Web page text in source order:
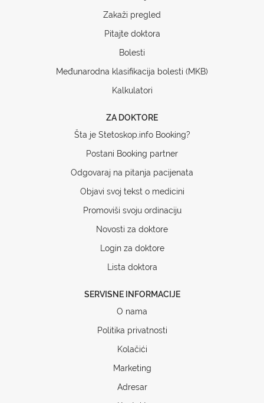
Zakaži pregled
Pitajte doktora
Bolesti
Međunarodna klasifikacija bolesti (MKB)
Kalkulatori
ZA DOKTORE
Šta je Stetoskop.info Booking?
Postani Booking partner
Odgovaraj na pitanja pacijenata
Objavi svoj tekst o medicini
Promoviši svoju ordinaciju
Novosti za doktore
Login za doktore
Lista doktora
SERVISNE INFORMACIJE
O nama
Politika privatnosti
Kolačići
Marketing
Adresar